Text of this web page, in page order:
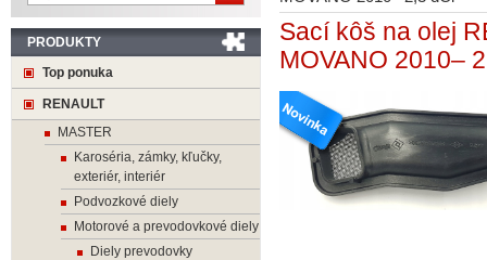
Sací kôš na olej
MOVANO 2010–
PRODUKTY
Top ponuka
RENAULT
MASTER
Karoséria, zámky, kľučky,
exteriér, interiér
Podvozkové diely
Motorové a prevodovkové diely
Diely prevodovky